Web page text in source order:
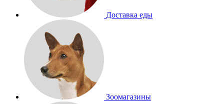
Доставка еды
Зоомагазины